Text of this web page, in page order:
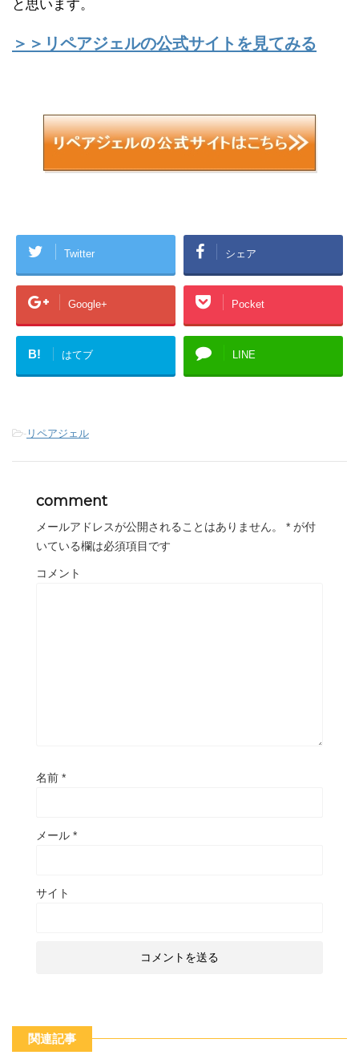
と思います。
＞＞リペアジェルの公式サイトを見てみる
Twitter シェア
Google+ Pocket
B! はてブ LINE
- リペアジェル
comment
メールアドレスが公開されることはありません。 * が付
いている欄は必須項目です
コメント
名前 *
メール *
サイト
関連記事